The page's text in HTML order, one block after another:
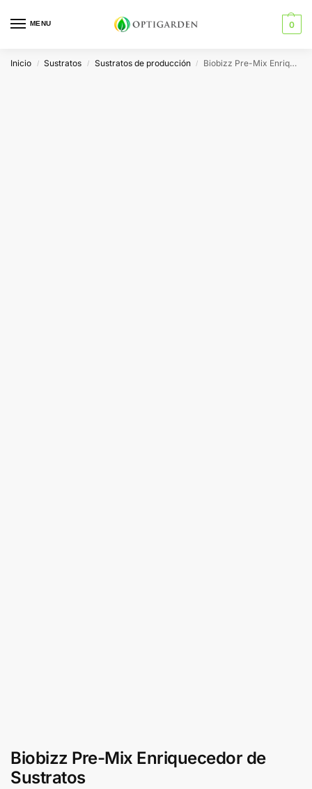
MENU 0
Inicio / Sustratos / Sustratos de producción / Biobizz Pre-Mix Enriquecedor de Sustratos
Biobizz Pre-Mix Enriquecedor de
Sustratos